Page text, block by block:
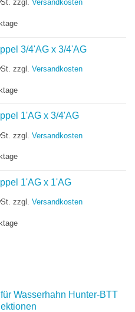
zzgl. Versandkosten
3/4'AG x 3/4'AG
zzgl. Versandkosten
1'AG x 3/4'AG
zzgl. Versandkosten
1'AG x 1'AG
zzgl. Versandkosten
Wasserhahn Hunter-BTT